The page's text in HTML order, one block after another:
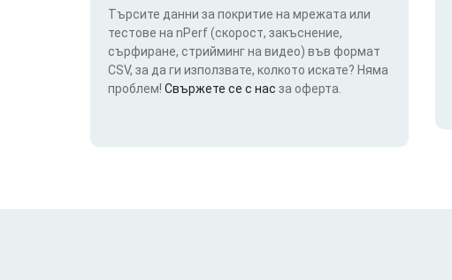
Търсите данни за покритие на мрежата или
тестове на nPerf (скорост, закъснение,
сърфиране, стрийминг на видео) във формат
CSV, за да ги използвате, колкото искате? Няма
проблем! Свържете се с нас за оферта.